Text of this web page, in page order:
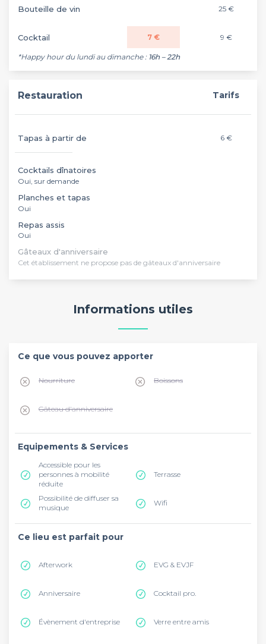
Bouteille de vin 25 €
Cocktail 7 € 9 €
*Happy hour du lundi au dimanche : 16h – 22h
Restauration Tarifs
Tapas à partir de 6 €
Cocktails dînatoires
Oui, sur demande
Planches et tapas
Oui
Repas assis
Oui
Gâteaux d'anniversaire
Cet établissement ne propose pas de gâteaux d'anniversaire
Informations utiles
Ce que vous pouvez apporter
Nourriture Boissons
Gâteau d'anniversaire
Equipements & Services
Accessible pour les
personnes à mobilité
réduite
Terrasse
Possibilité de diffuser sa
musique
Wifi
Ce lieu est parfait pour
Afterwork EVG & EVJF
Anniversaire Cocktail pro.
Évènement d'entreprise Verre entre amis